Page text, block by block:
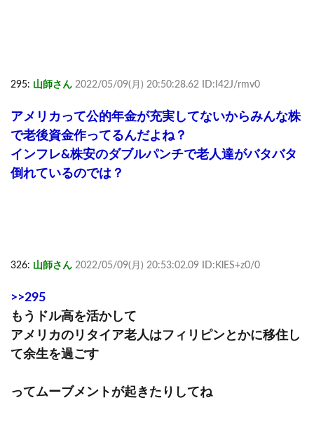
295: 山師さん 2022/05/09(月) 20:50:28.62 ID:I42J/rmv0
アメリカって公的年金が充実してないからみんな株
で老後資金作ってるんだよね？
インフレ&株安のダブルパンチで老人達がバタバタ
倒れているのでは？
326: 山師さん 2022/05/09(月) 20:53:02.09 ID:KlES+z0/0
>>295
もうドル高を活かして
アメリカのリタイア老人はフィリピンとかに移住し
て余生を過ごす
ってムーブメントが起きたりしてね